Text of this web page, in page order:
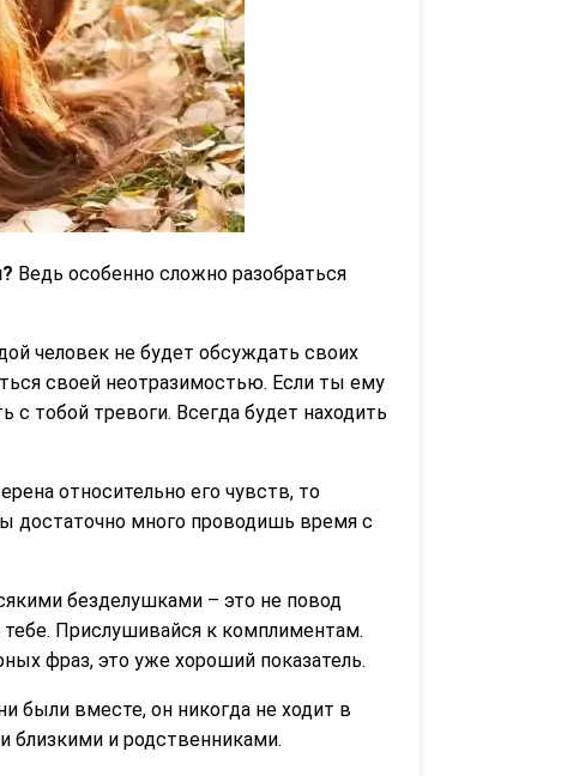
Ведь особенно сложно разобраться
человек не будет обсуждать своих
своей неотразимостью. Если ты ему
с тобой тревоги. Всегда будет находить
относительно его чувств, то
достаточно много проводишь время с
безделушками – это не повод
Прислушивайся к комплиментам.
фраз, это уже хороший показатель.
были вместе, он никогда не ходит в
близкими и родственниками.